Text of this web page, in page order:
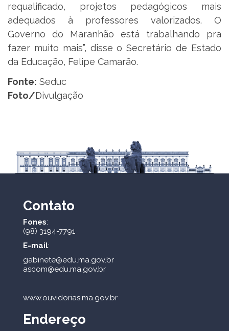
requalificado, projetos pedagógicos mais
adequados à professores valorizados. O
Governo do Maranhão está trabalhando pra
fazer muito mais”, disse o Secretário de Estado
da Educação, Felipe Camarão.
Fonte: Seduc
Foto/Divulgação
Contato
Fones:
(98) 3194-7791
E-mail:
gabinete@edu.ma.gov.br
ascom@edu.ma.gov.br
www.ouvidorias.ma.gov.br
Endereço